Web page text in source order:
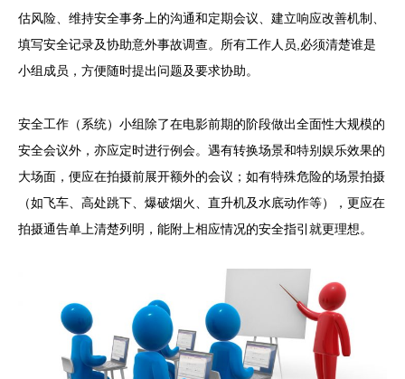
估风险、维持安全事务上的沟通和定期会议、建立响应改善机制、
填写安全记录及协助意外事故调查。所有工作人员,必须清楚谁是
小组成员，方便随时提出问题及要求协助。
安全工作（系统）小组除了在电影前期的阶段做出全面性大规模的
安全会议外，亦应定时进行例会。遇有转换场景和特别娱乐效果的
大场面，便应在拍摄前展开额外的会议；如有特殊危险的场景拍摄
（如飞车、高处跳下、爆破烟火、直升机及水底动作等），更应在
拍摄通告单上清楚列明，能附上相应情况的安全指引就更理想。